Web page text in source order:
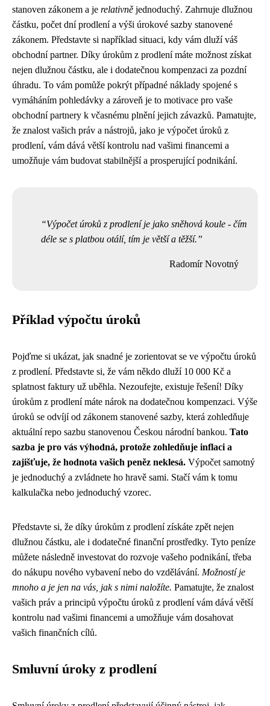
stanoven zákonem a je relativně jednoduchý. Zahrnuje dlužnou
částku, počet dní prodlení a výši úrokové sazby stanovené
zákonem. Představte si například situaci, kdy vám dluží váš
obchodní partner. Díky úrokům z prodlení máte možnost získat
nejen dlužnou částku, ale i dodatečnou kompenzaci za pozdní
úhradu. To vám pomůže pokrýt případné náklady spojené s
vymáháním pohledávky a zároveň je to motivace pro vaše
obchodní partnery k včasnému plnění jejich závazků. Pamatujte,
že znalost vašich práv a nástrojů, jako je výpočet úroků z
prodlení, vám dává větší kontrolu nad vašimi financemi a
umožňuje vám budovat stabilnější a prosperující podnikání.
Výpočet úroků z prodlení je jako sněhová koule - čím
déle se s platbou otálí, tím je větší a těžší.
Radomír Novotný
Příklad výpočtu úroků
Pojďme si ukázat, jak snadné je zorientovat se ve výpočtu úroků
z prodlení. Představte si, že vám někdo dluží 10 000 Kč a
splatnost faktury už uběhla. Nezoufejte, existuje řešení! Díky
úrokům z prodlení máte nárok na dodatečnou kompenzaci. Výše
úroků se odvíjí od zákonem stanovené sazby, která zohledňuje
aktuální repo sazbu stanovenou Českou národní bankou. Tato
sazba je pro vás výhodná, protože zohledňuje inflaci a
zajišťuje, že hodnota vašich peněz neklesá. Výpočet samotný
je jednoduchý a zvládnete ho hravě sami. Stačí vám k tomu
kalkulačka nebo jednoduchý vzorec.
Představte si, že díky úrokům z prodlení získáte zpět nejen
dlužnou částku, ale i dodatečné finanční prostředky. Tyto peníze
můžete následně investovat do rozvoje vašeho podnikání, třeba
do nákupu nového vybavení nebo do vzdělávání. Možností je
mnoho a je jen na vás, jak s nimi naložíte. Pamatujte, že znalost
vašich práv a principů výpočtu úroků z prodlení vám dává větší
kontrolu nad vašimi financemi a umožňuje vám dosahovat
vašich finančních cílů.
Smluvní úroky z prodlení